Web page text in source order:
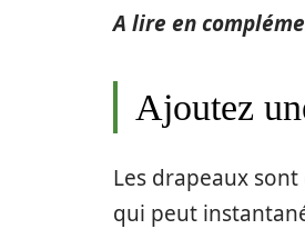
A lire en
Ajoutez
Les drapeaux
qui peut